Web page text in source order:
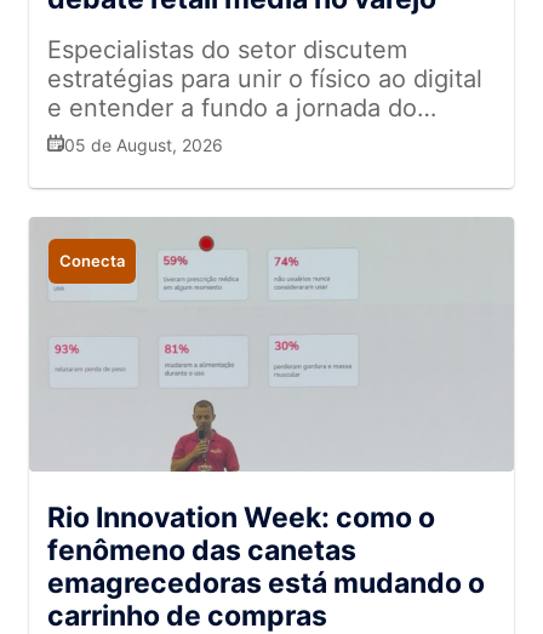
Especialistas do setor discutem
estratégias para unir o físico ao digital
e entender a fundo a jornada do
cliente
05 de August, 2026
Conecta
Rio Innovation Week: como o
fenômeno das canetas
emagrecedoras está mudando o
carrinho de compras